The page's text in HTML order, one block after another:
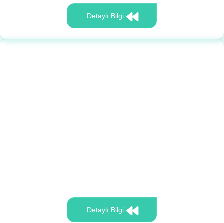
Detaylı Bilgi
Detaylı Bilgi